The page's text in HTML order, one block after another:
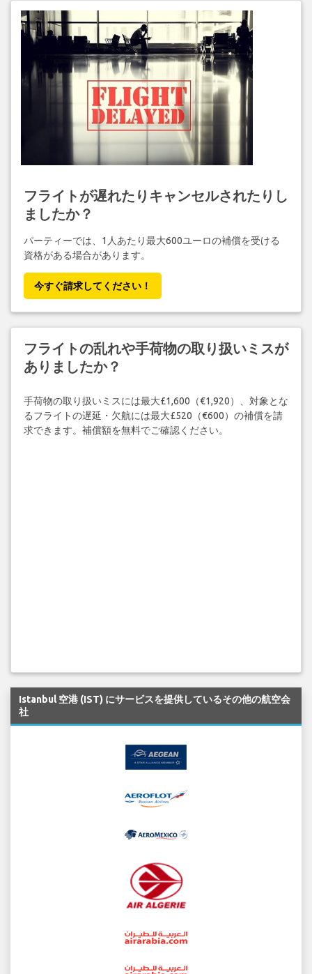
フライトが遅れたりキャンセルされたりし
ましたか？
パーティーでは、1人あたり最大600ユーロの補償を受ける
資格がある場合があります。
今すぐ請求してください！
フライトの乱れや手荷物の取り扱いミスが
ありましたか？
手荷物の取り扱いミスには最大£1,600（€1,920）、対象とな
るフライトの遅延・欠航には最大£520（€600）の補償を請
求できます。補償額を無料でご確認ください。
Istanbul 空港 (IST) にサービスを提供しているその他の航空会
社